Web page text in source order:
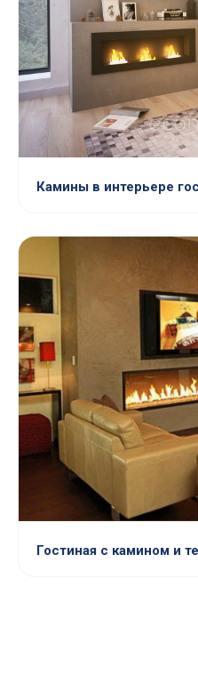
Камины в интерьере
Гостиная с камином и